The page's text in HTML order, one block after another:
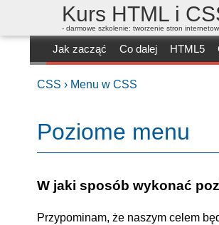
Kurs HTML i
- darmowe szkolenie: tworzenie stron
Jak zacząć Co dalej HTML5
CSS › Menu w CSS
Poziome menu
W jaki sposób wykonać
Przypominam, że naszym celem